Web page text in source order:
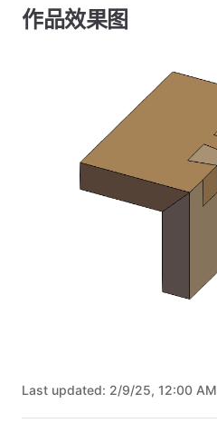
作品效果图
Last updated: 2/9/25, 12:00 AM